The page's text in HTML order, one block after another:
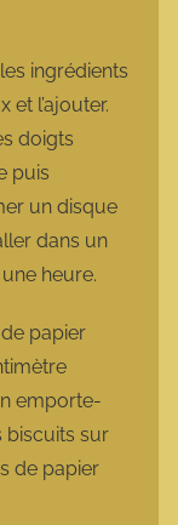
ingrédients
l’ajouter.
doigts
puis
un disque
dans un
heure.
papier
emporte-
biscuits sur
de papier